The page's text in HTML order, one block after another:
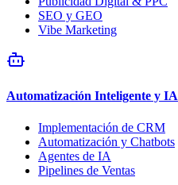
SEO y GEO
Vibe Marketing
Automatización Inteligente y IA
Implementación de CRM
Automatización y Chatbots
Agentes de IA
Pipelines de Ventas